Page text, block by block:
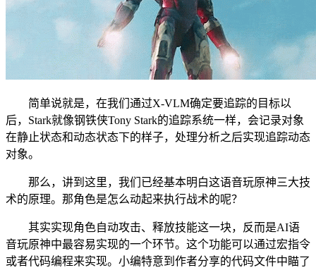
简单说就是，在我们通过X-VLM确定要追踪的目标以
后，Stark就像钢铁侠Tony Stark的追踪系统一样，会记录对象
在静止状态和动态状态下的样子，处理分析之后实现追踪动态
对象。
那么，讲到这里，我们已经基本明白这语音玩原神三大技
术的原理。那角色是怎么动起来执行战术的呢？
其实实现角色自动攻击、释放技能这一块，反而是AI语
音玩原神中最容易实现的一个环节。这个功能可以通过宏指令
或者代码编程来实现。小编特意到作者分享的代码文件中瞄了